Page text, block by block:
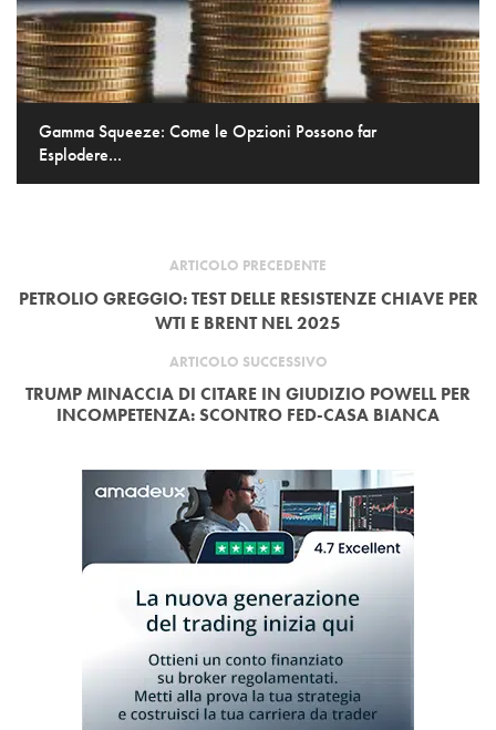
Gamma Squeeze: Come le Opzioni Possono far
Esplodere...
ARTICOLO PRECEDENTE
PETROLIO GREGGIO: TEST DELLE RESISTENZE CHIAVE PER
WTI E BRENT NEL 2025
ARTICOLO SUCCESSIVO
TRUMP MINACCIA DI CITARE IN GIUDIZIO POWELL PER
INCOMPETENZA: SCONTRO FED-CASA BIANCA